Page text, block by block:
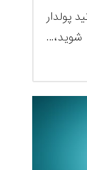
پولدار
شوید،...